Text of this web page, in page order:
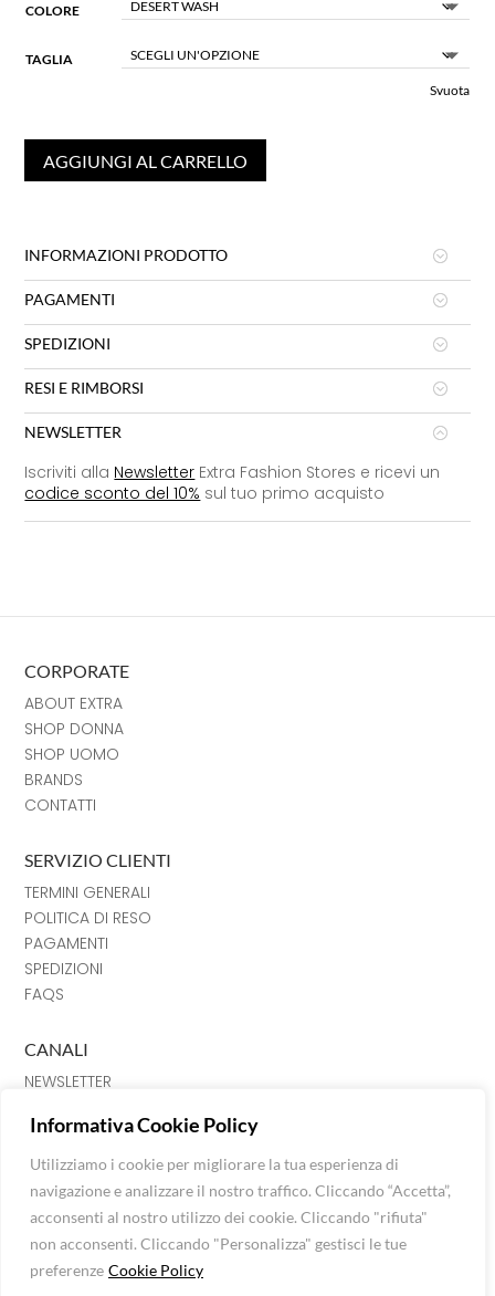
Informativa Cookie Policy
Utilizziamo i cookie per migliorare la tua esperienza di
navigazione e analizzare il nostro traffico. Cliccando “Accetta”,
acconsenti al nostro utilizzo dei cookie. Cliccando "rifiuta"
non acconsenti. Cliccando "Personalizza" gestisci le tue
preferenze Cookie Policy
COLORE
TAGLIA
Svuota
AGGIUNGI AL CARRELLO
INFORMAZIONI PRODOTTO
PAGAMENTI
SPEDIZIONI
RESI E RIMBORSI
NEWSLETTER
Iscriviti alla Newsletter Extra Fashion Stores e ricevi un
codice sconto del 10% sul tuo primo acquisto
CORPORATE
ABOUT EXTRA
SHOP DONNA
SHOP UOMO
BRANDS
CONTATTI
SERVIZIO CLIENTI
TERMINI GENERALI
POLITICA DI RESO
PAGAMENTI
SPEDIZIONI
FAQS
CANALI
NEWSLETTER
FACEBOOK
CHAT
Luna Srl © Extra Fashion Stores 2026
Via Mazzini n. 120, C. Fiorentino, 52043 (AR)
P.I: 01624850515 -info@extrafashionstores.com